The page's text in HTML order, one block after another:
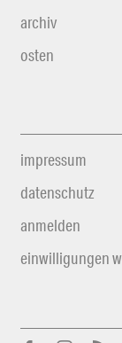
archiv
osten
impressum
datenschutz
anmelden
einwilligungen